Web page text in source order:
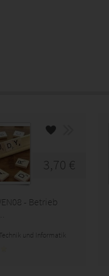
3,70 €
- Betrieb
Technik und Informatik